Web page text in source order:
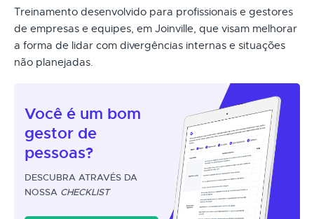
Treinamento desenvolvido para profissionais e gestores
de empresas e equipes, em Joinville, que visam melhorar
a forma de lidar com divergências internas e situações
não planejadas.
Você é um bom
gestor de
pessoas?
DESCUBRA ATRAVÉS DA
NOSSA CHECKLIST